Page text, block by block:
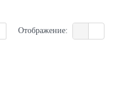
Отображение: